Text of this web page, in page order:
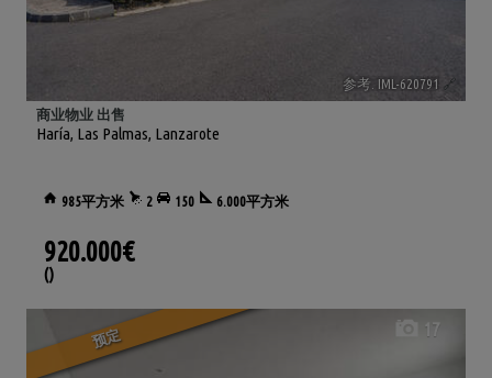
参考. IML-620791 🔗
Haría, Las Palmas, Lanzarote
商业物业 出售
985平方米 2 150 6.000平方米
920.000€
()
预定 17